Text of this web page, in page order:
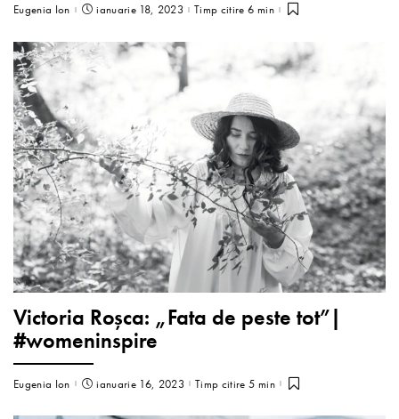
Eugenia Ion ianuarie 18, 2023 Timp citire 6 min
Victoria Roșca: „Fata de peste tot”|
#womeninspire
Eugenia Ion ianuarie 16, 2023 Timp citire 5 min